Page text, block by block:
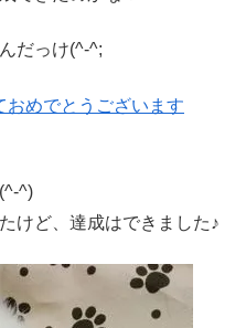
だっけ(^-^;
おめでとうございます
^)
けど、達成はできました♪